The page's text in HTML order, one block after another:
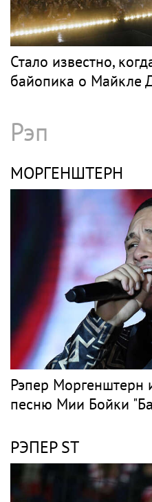
Стало известно,
байопика о Майкле
Рэп
МОРГЕНШТЕРН
Рэпер Моргенштерн
песню Мии Бойки
РЭПЕР ST